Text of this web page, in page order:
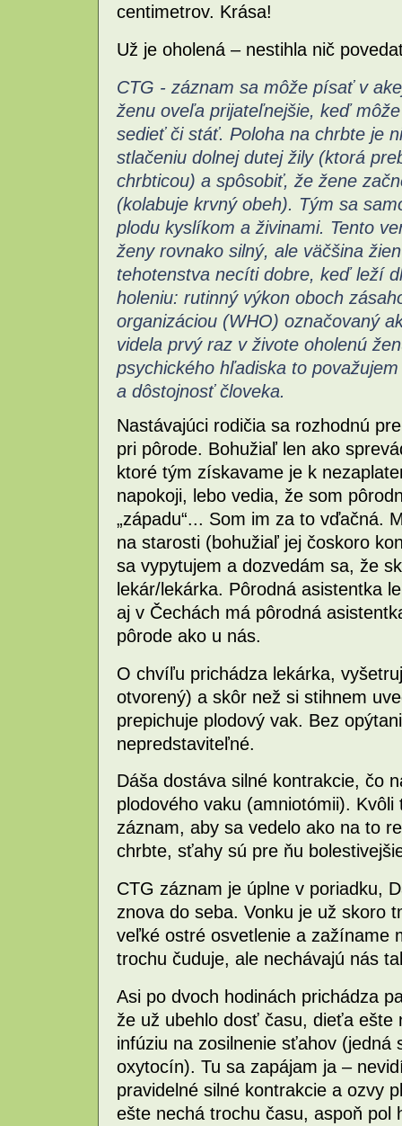
centimetrov. Krása!
Už je oholená – nestihla nič
CTG - záznam sa môže písať v
ženu oveľa prijateľnejšie, keď
sedieť či stáť. Poloha na chrbte je
stlačeniu dolnej dutej žily (ktorá
chrbticou) a spôsobiť, že žene
(kolabuje krvný obeh). Tým sa
plodu kyslíkom a živinami. Tento
ženy rovnako silný, ale väčšina
tehotenstva necíti dobre, keď leží
holeniu: rutinný výkon oboch
organizáciou (WHO) označovaný
videla prvý raz v živote oholenú
psychického hľadiska to
a dôstojnosť človeka.
Nastávajúci rodičia sa rozhodnú
pri pôrode. Bohužiaľ len ako
ktoré tým získavame je k
napokoji, lebo vedia, že som
„západu“... Som im za to vďačná.
na starosti (bohužiaľ jej čoskoro
sa vypytujem a dozvedám sa, že
lekár/lekárka. Pôrodná asistentka
aj v Čechách má pôrodná
pôrode ako u nás.
O chvíľu prichádza lekárka,
otvorený) a skôr než si stihnem
prepichuje plodový vak. Bez
nepredstaviteľné.
Dáša dostáva silné kontrakcie, čo
plodového vaku (amniotómii).
záznam, aby sa vedelo ako na to
chrbte, sťahy sú pre ňu
CTG záznam je úplne v poriadku,
znova do seba. Vonku je už skoro
veľké ostré osvetlenie a zažíname
trochu čuduje, ale nechávajú nás
Asi po dvoch hodinách prichádza
že už ubehlo dosť času, dieťa
infúziu na zosilnenie sťahov
oxytocín). Tu sa zapájam ja –
pravidelné silné kontrakcie a ozvy
ešte nechá trochu času, aspoň pol